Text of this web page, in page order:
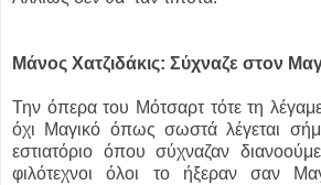
Μάνος Χατζιδάκις: Σύχναζε στον
Την όπερα του Μότσαρτ τότε τη
όχι Μαγικό όπως σωστά λέγεται
εστιατόριο όπου σύχναζαν
φιλότεχνοι όλοι το ήξεραν σαν